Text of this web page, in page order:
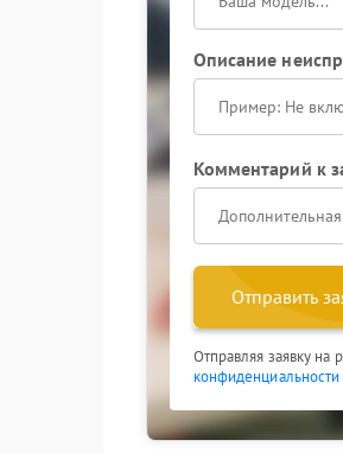
Описание
Комментарий к
Отправить
Отправляя заявку на
конфиденциальности